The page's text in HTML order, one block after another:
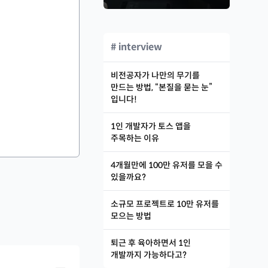
# interview
비전공자가 나만의 무기를
만드는 방법, “본질을 묻는 눈”
입니다!
1인 개발자가 토스 앱을
주목하는 이유
4개월만에 100만 유저를 모을 수
있을까요?
소규모 프로젝트로 10만 유저를
모으는 방법
퇴근 후 육아하면서 1인
개발까지 가능하다고?